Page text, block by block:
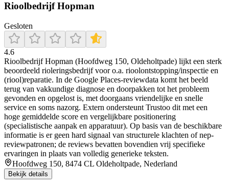
Rioolbedrijf Hopman
Gesloten
4.6
Rioolbedrijf Hopman (Hoofdweg 150, Oldeholtpade) lijkt een sterk
beoordeeld rioleringsbedrijf voor o.a. rioolontstopping/inspectie en
(riool)reparatie. In de Google Places-reviewdata komt het beeld
terug van vakkundige diagnose en doorpakken tot het probleem
gevonden en opgelost is, met doorgaans vriendelijke en snelle
service en soms nazorg. Extern ondersteunt Trustoo dit met een
hoge gemiddelde score en vergelijkbare positionering
(specialistische aanpak en apparatuur). Op basis van de beschikbare
informatie is er geen hard signaal van structurele klachten of nep-
reviewpatronen; de reviews bevatten bovendien vrij specifieke
ervaringen in plaats van volledig generieke teksten.
Hoofdweg 150, 8474 CL Oldeholtpade, Nederland
Bekijk details